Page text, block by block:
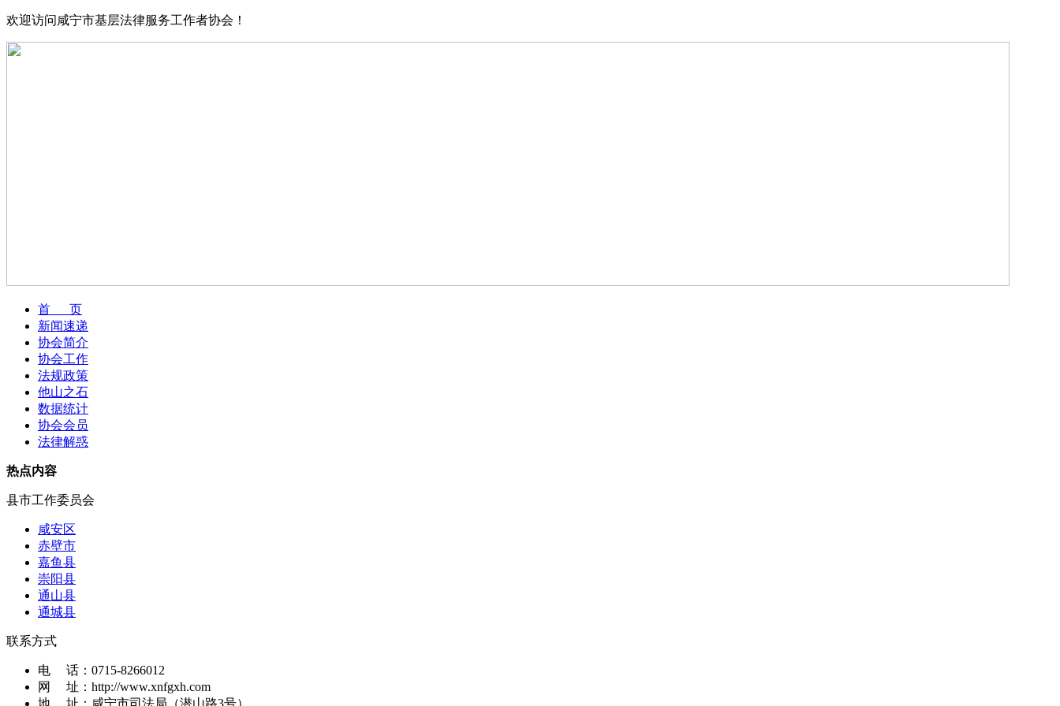
欢迎访问咸宁市基层法律服务工作者协会！
首 页
新闻速递
协会简介
协会工作
法规政策
他山之石
数据统计
协会会员
法律解惑
热点内容
县市工作委员会
咸安区
赤壁市
嘉鱼县
崇阳县
通山县
通城县
联系方式
电 话： 0715-8266012
网 址： http://www.xnfgxh.com
地 址： 咸宁市司法局（潜山路3号）